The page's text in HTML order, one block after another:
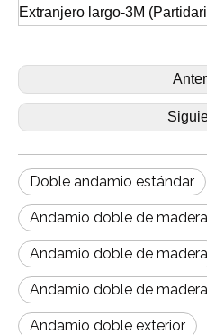
Extranjero largo-3M
Doble andamio estándar
Andamio doble de
Andamio doble de madera
Andamio doble de
Andamio doble exterior